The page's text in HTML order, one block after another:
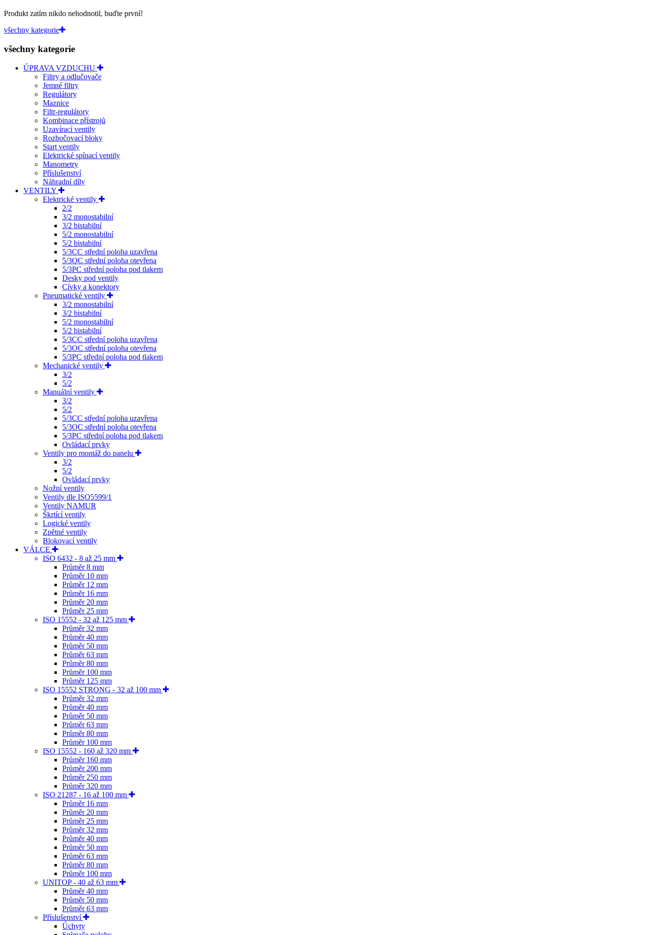
Produkt zatím nikdo nehodnotil, buďte první!
všechny kategorie
všechny kategorie
ÚPRAVA VZDUCHU
Filtry a odlučovače
Jemné filtry
Regulátory
Maznice
Filtr-regulátory
Kombinace přístrojů
Uzavírací ventily
Rozbočovací bloky
Start ventily
Elektrické spínací ventily
Manometry
Příslušenství
Náhradní díly
VENTILY
Elektrické ventily
2/2
3/2 monostabilní
3/2 bistabilní
5/2 monostabilní
5/2 bistabilní
5/3CC střední poloha uzavřena
5/3OC střední poloha otevřena
5/3PC střední poloha pod tlakem
Desky pod ventily
Cívky a konektory
Pneumatické ventily
3/2 monostabilní
3/2 bistabilní
5/2 monostabilní
5/2 bistabilní
5/3CC střední poloha uzavřena
5/3OC střední poloha otevřena
5/3PC střední poloha pod tlakem
Mechanické ventily
3/2
5/2
Manuální ventily
3/2
5/2
5/3CC střední poloha uzavřena
5/3OC střední poloha otevřena
5/3PC střední poloha pod tlakem
Ovládací prvky
Ventily pro montáž do panelu
3/2
5/2
Ovládací prvky
Nožní ventily
Ventily dle ISO5599/1
Ventily NAMUR
Škrtící ventily
Logické ventily
Zpětné ventily
Blokovací ventily
VÁLCE
ISO 6432 - 8 až 25 mm
Průměr 8 mm
Průměr 10 mm
Průměr 12 mm
Průměr 16 mm
Průměr 20 mm
Průměr 25 mm
ISO 15552 - 32 až 125 mm
Průměr 32 mm
Průměr 40 mm
Průměr 50 mm
Průměr 63 mm
Průměr 80 mm
Průměr 100 mm
Průměr 125 mm
ISO 15552 STRONG - 32 až 100 mm
Průměr 32 mm
Průměr 40 mm
Průměr 50 mm
Průměr 63 mm
Průměr 80 mm
Průměr 100 mm
ISO 15552 - 160 až 320 mm
Průměr 160 mm
Průměr 200 mm
Průměr 250 mm
Průměr 320 mm
ISO 21287 - 16 až 100 mm
Průměr 16 mm
Průměr 20 mm
Průměr 25 mm
Průměr 32 mm
Průměr 40 mm
Průměr 50 mm
Průměr 63 mm
Průměr 80 mm
Průměr 100 mm
UNITOP - 40 až 63 mm
Průměr 40 mm
Průměr 50 mm
Průměr 63 mm
Příslušenství
Úchyty